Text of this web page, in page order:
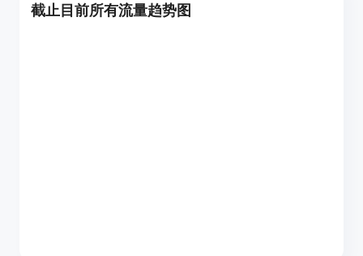
截止目前所有流量趋势图